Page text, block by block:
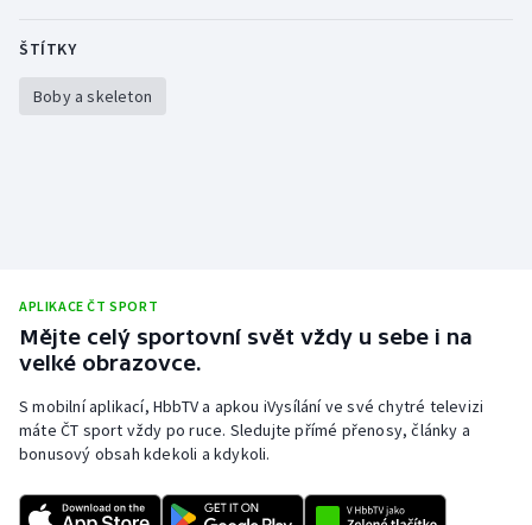
Ostatní
ŠTÍTKY
Boby a skeleton
APLIKACE ČT SPORT
Mějte celý sportovní svět vždy u sebe i na
velké obrazovce.
S mobilní aplikací, HbbTV a apkou iVysílání ve své chytré televizi
máte ČT sport vždy po ruce. Sledujte přímé přenosy, články a
bonusový obsah kdekoli a kdykoli.